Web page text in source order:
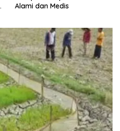
Alami dan Medis